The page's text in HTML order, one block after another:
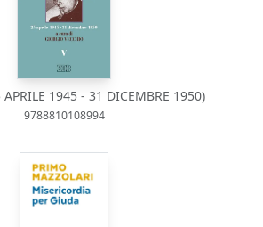
APRILE 1945 - 31 DICEMBRE 1950)
9788810108994